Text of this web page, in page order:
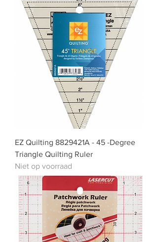
EZ Quilting 8829421A - 45 -Degree
Triangle Quilting Ruler
Niet op voorraad